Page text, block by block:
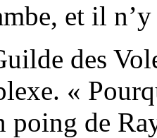
et il
des
«
de